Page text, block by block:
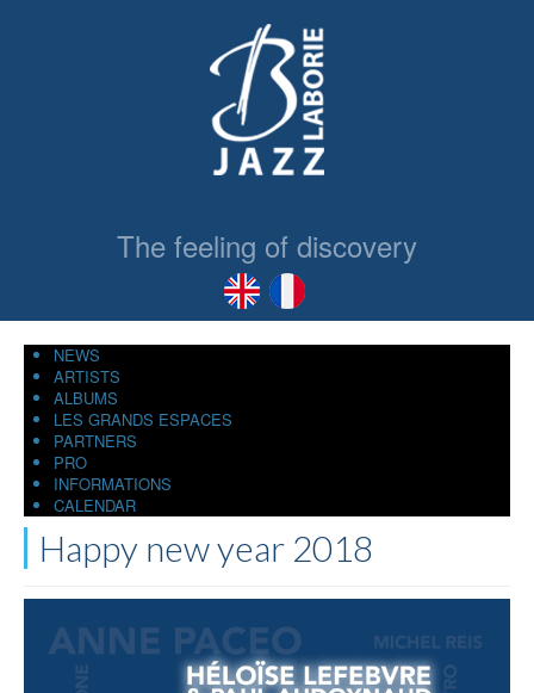
The feeling of discovery
NEWS
ARTISTS
ALBUMS
LES GRANDS ESPACES
PARTNERS
PRO
INFORMATIONS
CALENDAR
Happy new year 2018